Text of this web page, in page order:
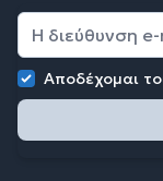
Αποδέχομαι